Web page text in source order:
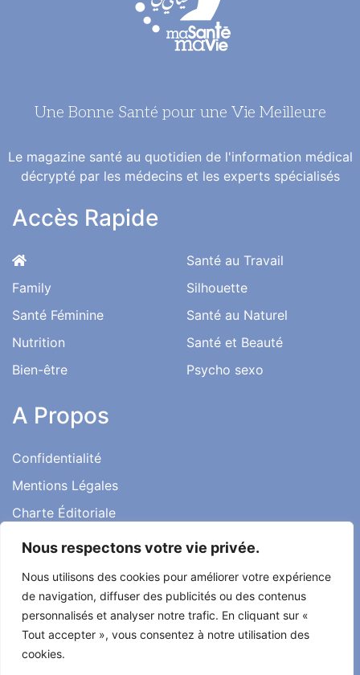
Nous respectons votre vie privée.
Nous utilisons des cookies pour améliorer votre expérience
de navigation, diffuser des publicités ou des contenus
personnalisés et analyser notre trafic. En cliquant sur «
Tout accepter », vous consentez à notre utilisation des
cookies.
Une Bonne Santé pour une Vie Meilleure
Le magazine santé au quotidien de l'information médical
décrypté par les médecins et les experts spécialisés
Accès Rapide
Family
Santé Féminine
Nutrition
Bien-être
Santé au Travail
Silhouette
Santé au Naturel
Santé et Beauté
Psycho sexo
A Propos
Confidentialité
Mentions Légales
Charte Éditoriale
Conditions d’utilisation
Témoignages